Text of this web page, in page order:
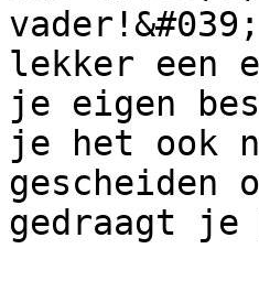
lekker een
je eigen
je het ook
gescheiden
gedraagt je